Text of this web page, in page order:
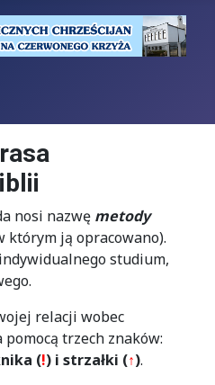
nosi nazwę metody
którym ją opracowano).
studium,
relacji wobec
trzech znaków:
(!) i strzałki (↑).